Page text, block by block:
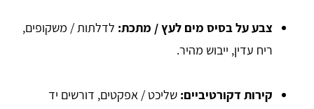
צבע על בסיס מים לעץ / מתכת: לדלתות / משקופים,
ריח עדין, ייבוש מהיר.
קירות דקורטיביים: שליכט / אפקטים, דורשים יד